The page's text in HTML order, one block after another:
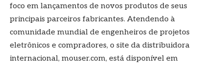
foco em lançamentos de novos produtos de seus
principais parceiros fabricantes. Atendendo à
comunidade mundial de engenheiros de projetos
eletrônicos e compradores, o site da distribuidora
internacional, mouser.com, está disponível em